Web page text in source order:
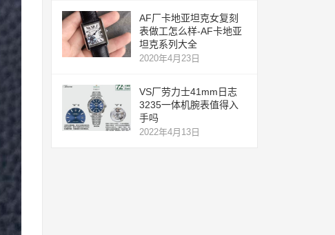
AF厂卡地亚坦克女复刻
表做工怎么样-AF卡地亚
坦克系列大全
2020年4月23日
VS厂劳力士41mm日志
3235一体机腕表值得入
手吗
2022年4月13日